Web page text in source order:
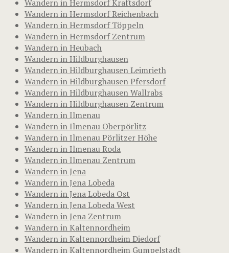
Wandern in Hermsdorf Kraftsdorf
Wandern in Hermsdorf Reichenbach
Wandern in Hermsdorf Töppeln
Wandern in Hermsdorf Zentrum
Wandern in Heubach
Wandern in Hildburghausen
Wandern in Hildburghausen Leimrieth
Wandern in Hildburghausen Pfersdorf
Wandern in Hildburghausen Wallrabs
Wandern in Hildburghausen Zentrum
Wandern in Ilmenau
Wandern in Ilmenau Oberpörlitz
Wandern in Ilmenau Pörlitzer Höhe
Wandern in Ilmenau Roda
Wandern in Ilmenau Zentrum
Wandern in Jena
Wandern in Jena Lobeda
Wandern in Jena Lobeda Ost
Wandern in Jena Lobeda West
Wandern in Jena Zentrum
Wandern in Kaltennordheim
Wandern in Kaltennordheim Diedorf
Wandern in Kaltennordheim Gumpelstadt